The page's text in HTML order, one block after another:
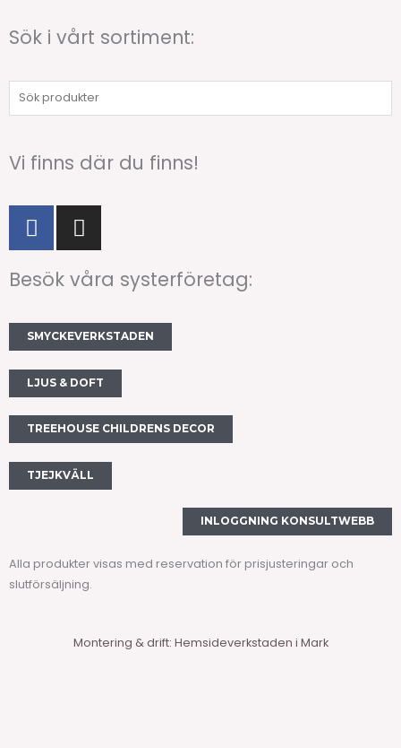
Sök i vårt sortiment:
Sök
Vi finns där du finns!
F
a
c
e
o
o
k
I
n
s
t
g
r
a
m
Besök våra systerföretag:
SMYCKEVERKSTADEN
LJUS & DOFT
TREEHOUSE CHILDRENS DECOR
TJEJKVÄLL
INLOGGNING KONSULTWEBB
Alla produkter visas med reservation för prisjusteringar och
slutförsäljning.
Montering & drift: Hemsideverkstaden i Mark